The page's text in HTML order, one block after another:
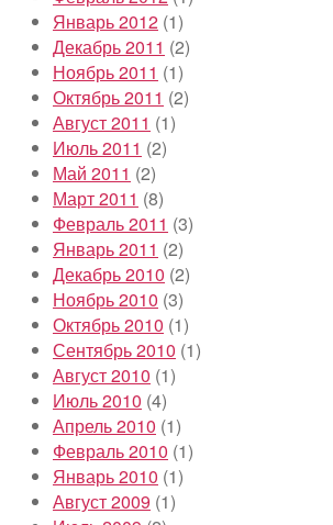
Январь 2012 (1)
Декабрь 2011 (2)
Ноябрь 2011 (1)
Октябрь 2011 (2)
Август 2011 (1)
Июль 2011 (2)
Май 2011 (2)
Март 2011 (8)
Февраль 2011 (3)
Январь 2011 (2)
Декабрь 2010 (2)
Ноябрь 2010 (3)
Октябрь 2010 (1)
Сентябрь 2010 (1)
Август 2010 (1)
Июль 2010 (4)
Апрель 2010 (1)
Февраль 2010 (1)
Январь 2010 (1)
Август 2009 (1)